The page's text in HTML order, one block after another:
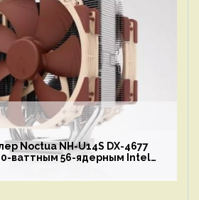
Noctua NH-U14S DX-4677
ваттным 56-ядерным Intel